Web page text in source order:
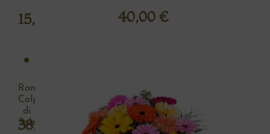
40,00 €
15,00
Ramo
Colpo
di
Sole
38,00